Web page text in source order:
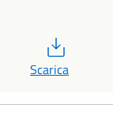
Scarica